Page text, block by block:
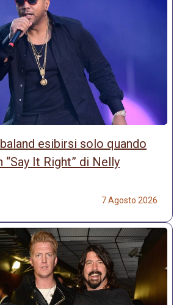
esibirsi solo quando
“Say It Right” di Nelly
7 Agosto 2026